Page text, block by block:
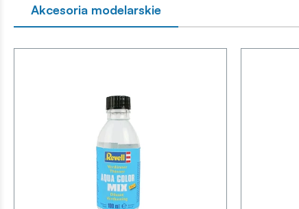
Akcesoria modelarskie